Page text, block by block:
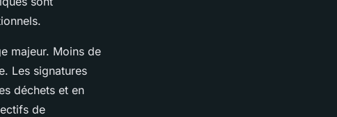
majeur. Moins de
Les signatures
déchets et en
de